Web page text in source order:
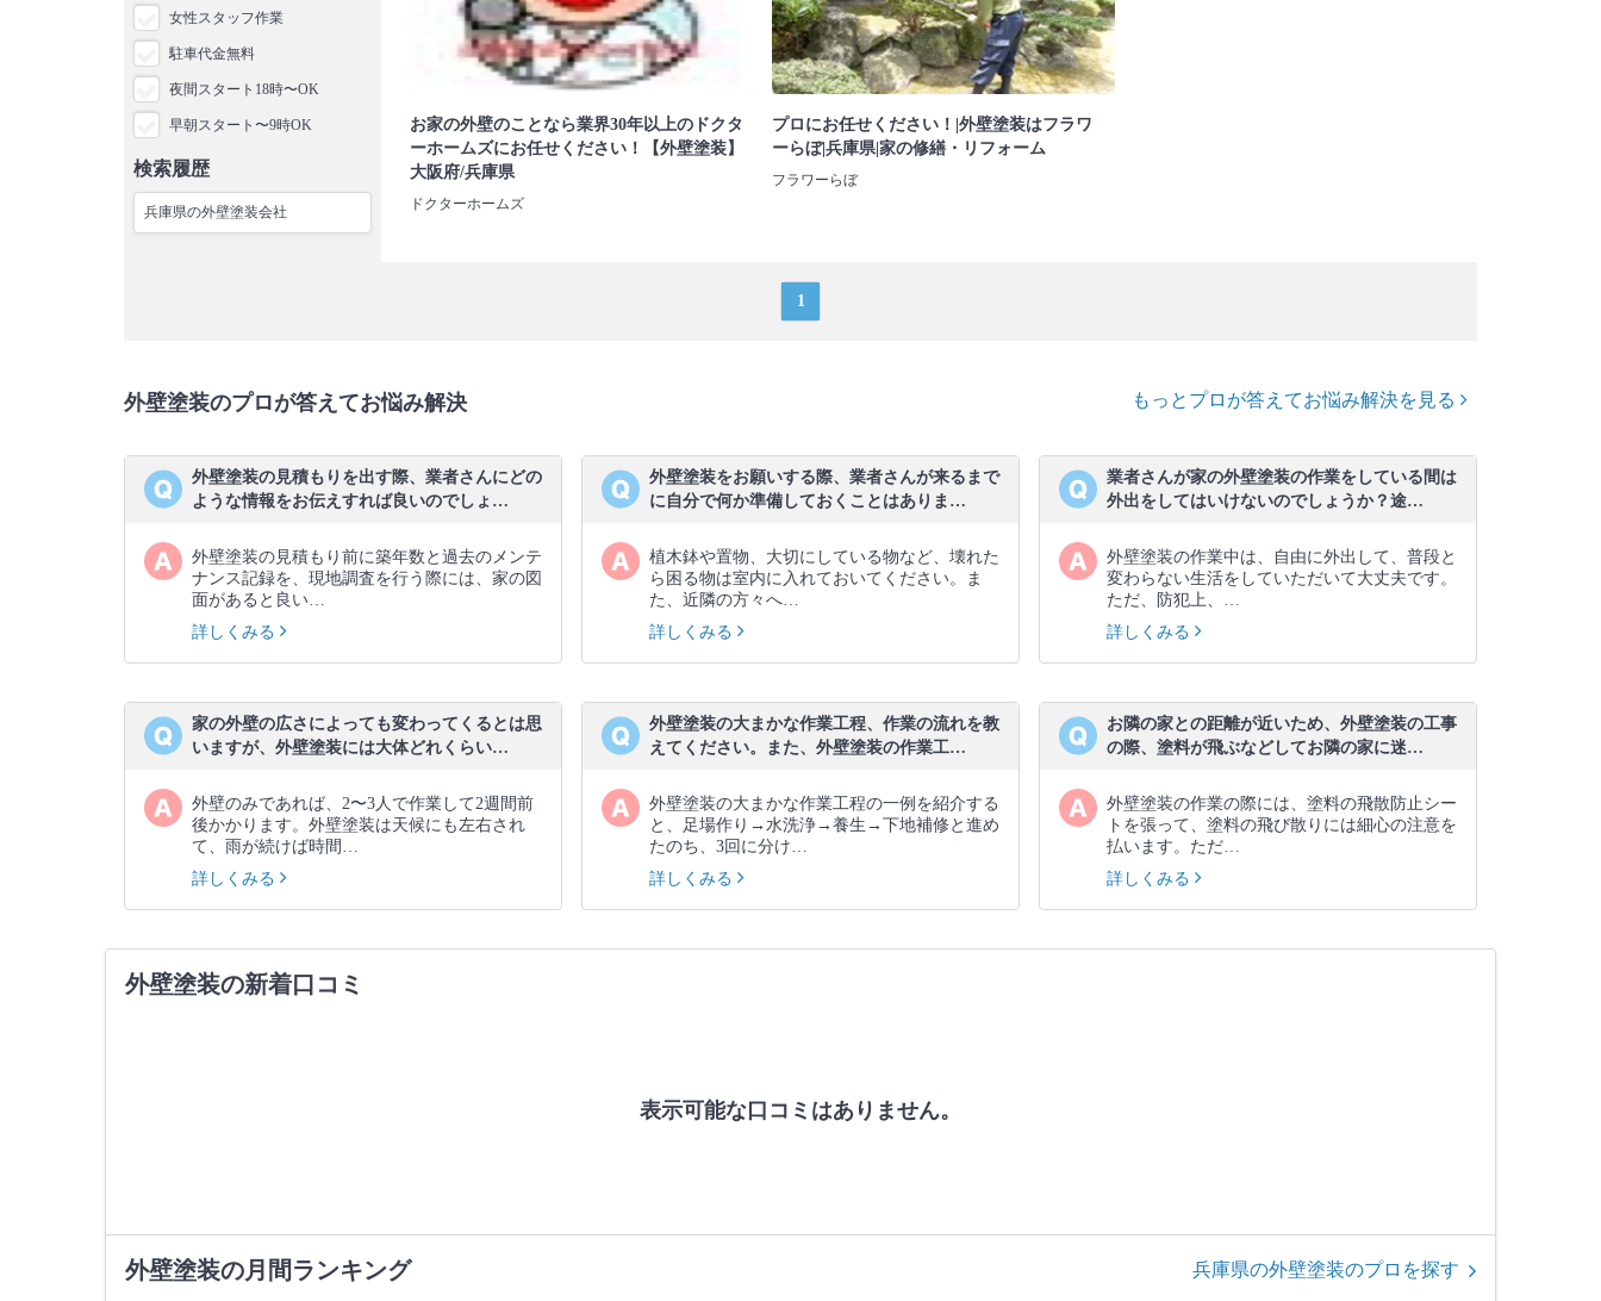
女性スタッフ作業
駐車代金無料
夜間スタート18時〜OK
早朝スタート〜9時OK
検索履歴
兵庫県の外壁塗装会社
お家の外壁のことなら業界30年以上のドクタ
ーホームズにお任せください！【外壁塗装】
大阪府/兵庫県
ドクターホームズ
プロにお任せください！|外壁塗装はフラワ
ーらぼ|兵庫県|家の修繕・リフォーム
フラワーらぼ
1
外壁塗装のプロが答えてお悩み解決 もっとプロが答えてお悩み解決を見る
外壁塗装の見積もりを出す際、業者さんにどの
ような情報をお伝えすれば良いのでしょ…
外壁塗装の見積もり前に築年数と過去のメンテ
ナンス記録を、現地調査を行う際には、家の図
面があると良い…
詳しくみる
外壁塗装をお願いする際、業者さんが来るまで
に自分で何か準備しておくことはありま…
植木鉢や置物、大切にしている物など、壊れた
ら困る物は室内に入れておいてください。ま
た、近隣の方々へ…
詳しくみる
業者さんが家の外壁塗装の作業をしている間は
外出をしてはいけないのでしょうか？途…
外壁塗装の作業中は、自由に外出して、普段と
変わらない生活をしていただいて大丈夫です。
ただ、防犯上、…
詳しくみる
家の外壁の広さによっても変わってくるとは思
いますが、外壁塗装には大体どれくらい…
外壁のみであれば、2〜3人で作業して2週間前
後かかります。外壁塗装は天候にも左右され
て、雨が続けば時間…
詳しくみる
外壁塗装の大まかな作業工程、作業の流れを教
えてください。また、外壁塗装の作業工…
外壁塗装の大まかな作業工程の一例を紹介する
と、足場作り→水洗浄→養生→下地補修と進め
たのち、3回に分け…
詳しくみる
お隣の家との距離が近いため、外壁塗装の工事
の際、塗料が飛ぶなどしてお隣の家に迷…
外壁塗装の作業の際には、塗料の飛散防止シー
トを張って、塗料の飛び散りには細心の注意を
払います。ただ…
詳しくみる
外壁塗装の新着口コミ
表示可能な口コミはありません。
外壁塗装の月間ランキング 兵庫県の外壁塗装のプロを探す